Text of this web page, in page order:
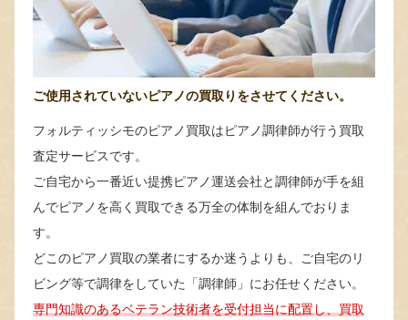
ご使用されていないピアノの買取りをさせてください。
フォルティッシモのピアノ買取はピアノ調律師が行う買取
査定サービスです。
ご自宅から一番近い提携ピアノ運送会社と調律師が手を組
んでピアノを高く買取できる万全の体制を組んでおりま
す。
どこのピアノ買取の業者にするか迷うよりも、ご自宅のリ
ビング等で調律をしていた「調律師」にお任せください。
専門知識のあるベテラン技術者を受付担当に配置し、買取